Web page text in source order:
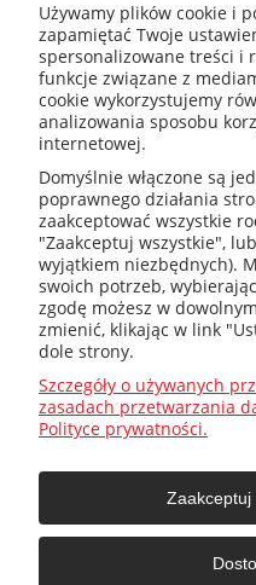
+48
+48
O
Używamy plików cookie i
zapamiętać Twoje
spersonalizowane treści i
funkcje związane z
cookie wykorzystujemy
analizowania sposobu
internetowej.
Domyślnie włączone są
poprawnego działania
zaakceptować wszystkie
"Zaakceptuj wszystkie",
wyjątkiem niezbędnych).
swoich potrzeb,
zgodę możesz w
zmienić, klikając w link
dole strony.
Szczegóły o używanych
zasadach przetwarzania
Polityce prywatności.
Zaakceptuj